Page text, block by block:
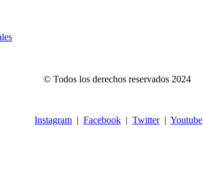
© Todos los derechos reservados 2024
Instagram | Facebook | Twitter| Youtube